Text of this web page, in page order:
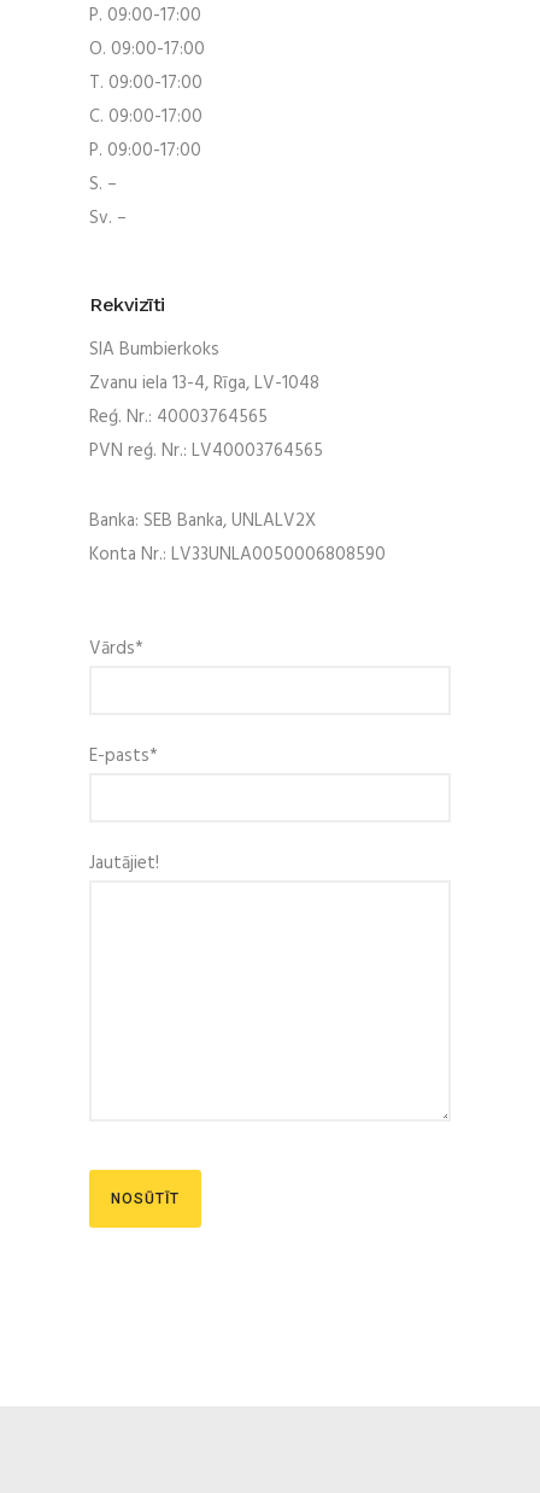
P. 09:00-17:00
O. 09:00-17:00
T. 09:00-17:00
C. 09:00-17:00
P. 09:00-17:00
S. –
Sv. –
Rekvizīti
SIA Bumbierkoks
Zvanu iela 13-4, Rīga, LV-1048
Reģ. Nr.: 40003764565
PVN reģ. Nr.: LV40003764565
Banka: SEB Banka, UNLALV2X
Konta Nr.: LV33UNLA0050006808590
Vārds*
E-pasts*
Jautājiet!